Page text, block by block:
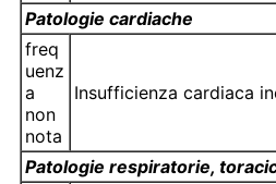
Patologie cardiache
freq
uenz
a
non
nota
Insufficienza cardiaca
Patologie respiratorie,